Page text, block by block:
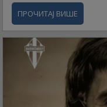
ПРОЧИТАЈ ВИШЕ